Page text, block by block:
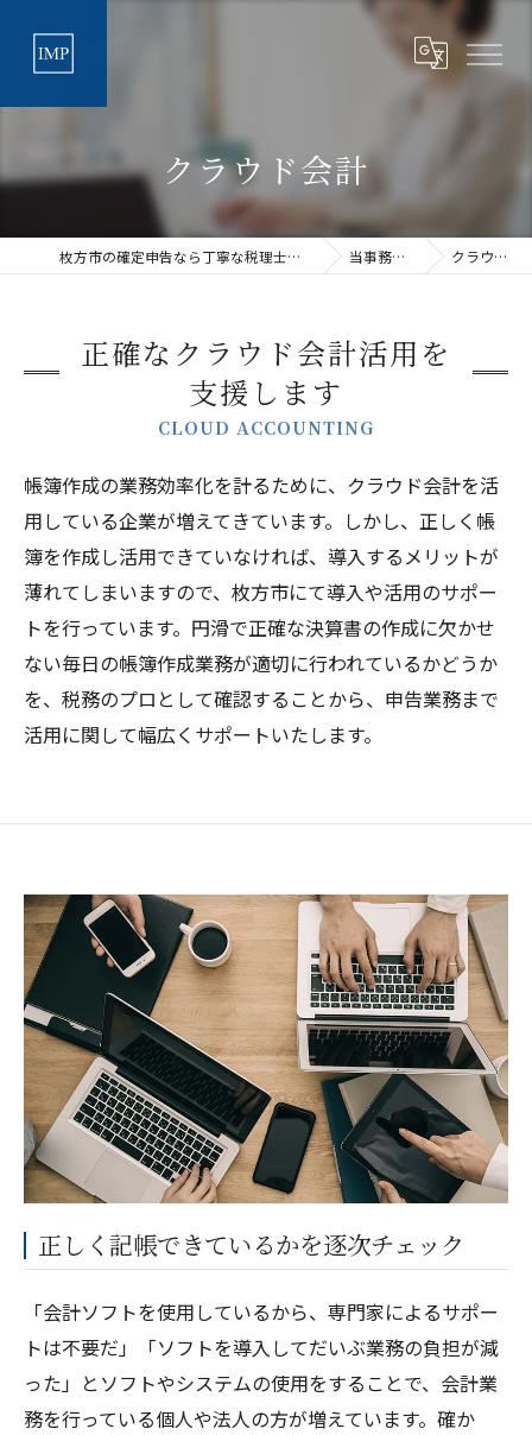
クラウド会計
枚方市の確定申告なら丁寧な税理士法人アイムパートナーズ 当事務所の特徴 クラウド会計
正確なクラウド会計活用を
支援します
CLOUD ACCOUNTING
帳簿作成の業務効率化を計るために、クラウド会計を活
用している企業が増えてきています。しかし、正しく帳
簿を作成し活用できていなければ、導入するメリットが
薄れてしまいますので、枚方市にて導入や活用のサポー
トを行っています。円滑で正確な決算書の作成に欠かせ
ない毎日の帳簿作成業務が適切に行われているかどうか
を、税務のプロとして確認することから、申告業務まで
活用に関して幅広くサポートいたします。
正しく記帳できているかを逐次チェック
「会計ソフトを使用しているから、専門家によるサポー
トは不要だ」「ソフトを導入してだいぶ業務の負担が減
った」とソフトやシステムの使用をすることで、会計業
務を行っている個人や法人の方が増えています。確か